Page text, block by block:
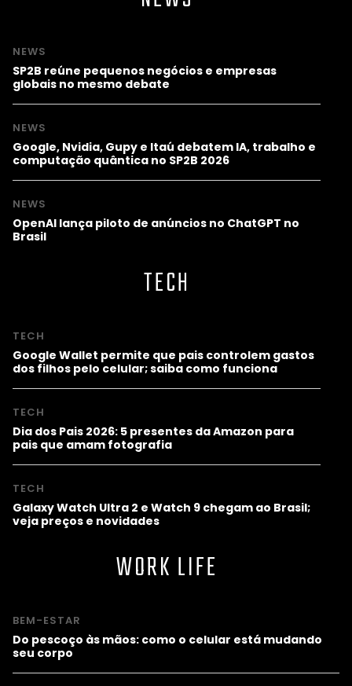
NEWS
SP2B reúne pequenos negócios e empresas
globais no mesmo debate
NEWS
Google, Nvidia, Gupy e Itaú debatem IA, trabalho e
computação quântica no SP2B 2026
NEWS
OpenAI lança piloto de anúncios no ChatGPT no
Brasil
TECH
TECH
Google Wallet permite que pais controlem gastos
dos filhos pelo celular; saiba como funciona
TECH
Dia dos Pais 2026: 5 presentes da Amazon para
pais que amam fotografia
TECH
Galaxy Watch Ultra 2 e Watch 9 chegam ao Brasil;
veja preços e novidades
WORK LIFE
BEM-ESTAR
Do pescoço às mãos: como o celular está mudando
seu corpo